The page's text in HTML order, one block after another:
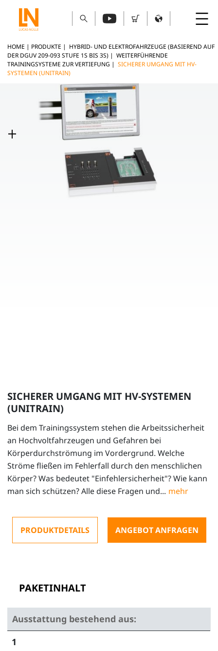
HOME | PRODUKTE | HYBRID- UND ELEKTROFAHRZEUGE (BASIEREND AUF
DER DGUV 209-093 STUFE 1S BIS 3S) | WEITERFÜHRENDE
TRAININGSYSTEME ZUR VERTIEFUNG | SICHERER UMGANG MIT HV-
SYSTEMEN (UNITRAIN)
SICHERER UMGANG MIT HV-SYSTEMEN
(UNITRAIN)
Bei dem Trainingssystem stehen die Arbeitssicherheit
an Hochvoltfahrzeugen und Gefahren bei
Körperdurchströmung im Vordergrund. Welche
Ströme fließen im Fehlerfall durch den menschlichen
Körper? Was bedeutet "Einfehlersicherheit"? Wie kann
man sich schützen? Alle diese Fragen und...
PRODUKTDETAILS ANGEBOT ANFRAGEN
PAKETINHALT
Ausstattung bestehend aus:
1